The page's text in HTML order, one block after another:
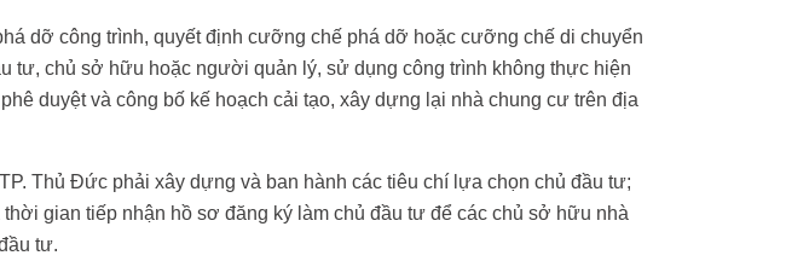
dỡ công trình, quyết định cưỡng chế phá dỡ hoặc cưỡng chế di chuyển
tư, chủ sở hữu hoặc người quản lý, sử dụng công trình không thực hiện
duyệt và công bố kế hoạch cải tạo, xây dựng lại nhà chung cư trên địa
Thủ Đức phải xây dựng và ban hành các tiêu chí lựa chọn chủ đầu tư;
gian tiếp nhận hồ sơ đăng ký làm chủ đầu tư để các chủ sở hữu nhà
tư.